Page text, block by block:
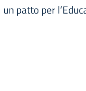
patto per